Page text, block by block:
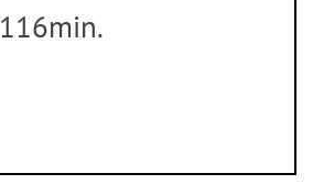
116min.